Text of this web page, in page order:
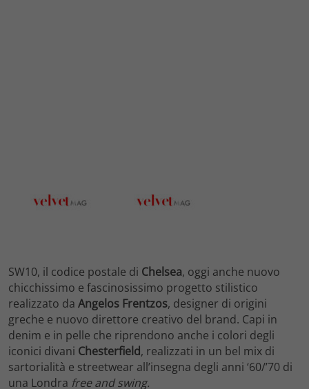
SW10, il codice postale di Chelsea, oggi anche nuovo
chicchissimo e fascinosissimo progetto stilistico
realizzato da Angelos Frentzos, designer di origini
greche e nuovo direttore creativo del brand. Capi in
denim e in pelle che riprendono anche i colori degli
iconici divani Chesterfield, realizzati in un bel mix di
sartorialità e streetwear all’insegna degli anni ‘60/’70 di
una Londra free and swing.